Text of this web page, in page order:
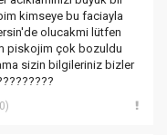
kimseye bu faciayla
olucakmi lütfen
piskojim çok bozuldu
sizin bilgileriniz bizler